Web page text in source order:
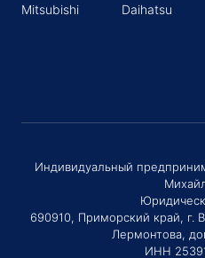
Mitsubishi
Daihatsu
Индивидуальный
690910, Приморский край, г.
Лермонтова,
ИНН